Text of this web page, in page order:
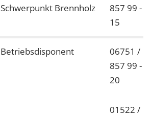
Schwerpunkt Brennholz
857 99 -
15
Betriebsdisponent
06751 /
857 99 -
20
01522 /